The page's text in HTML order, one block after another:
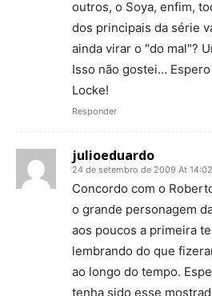
outros, o Soya, enfim,
dos principais da série
ainda virar o "do mal"?
Isso não gostei…
Locke!
Responder
julioeduardo
24 de setembro de 2009 At 14:02
Concordo com o
o grande personagem
aos poucos a primeira
lembrando do que
ao longo do tempo.
tenha sido esse